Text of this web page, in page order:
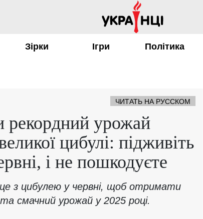
Зірки Ігри Політика
ЧИТАТЬ НА РУССКОМ
рекордний урожай
цибулі: підживіть
і не пошкодуєте
з цибулею у червні, щоб отримати
смачний урожай у 2025 році.